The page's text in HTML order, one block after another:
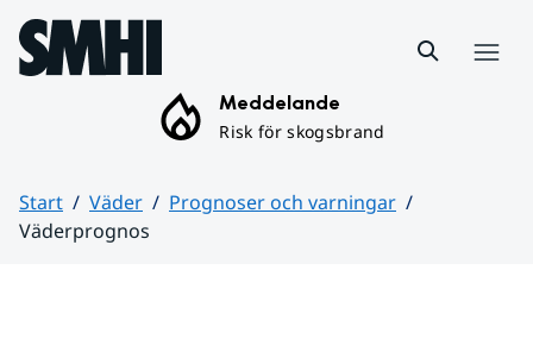
Hoppa till sidans innehåll
Meddelande
Risk för skogsbrand
Start Väder
Prognoser och varningar
Väderprognos